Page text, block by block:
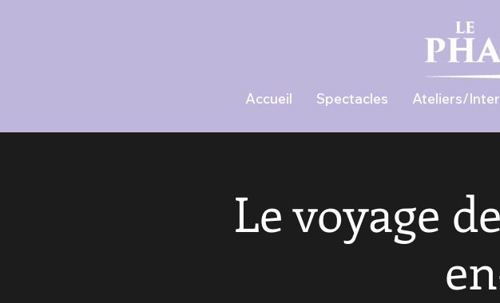
Accueil Spectacles Ateliers/
Le voyage